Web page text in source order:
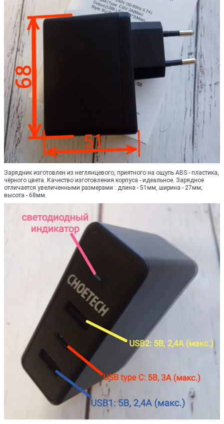
Зарядник изготовлен из неглянцевого, приятного на ощупь ABS - пластика,
чёрного цвета. Качество изготовления корпуса - идеальное. Зарядное
отличается увеличенными размерами : длина - 51мм, ширина - 27мм;
высота - 68мм.